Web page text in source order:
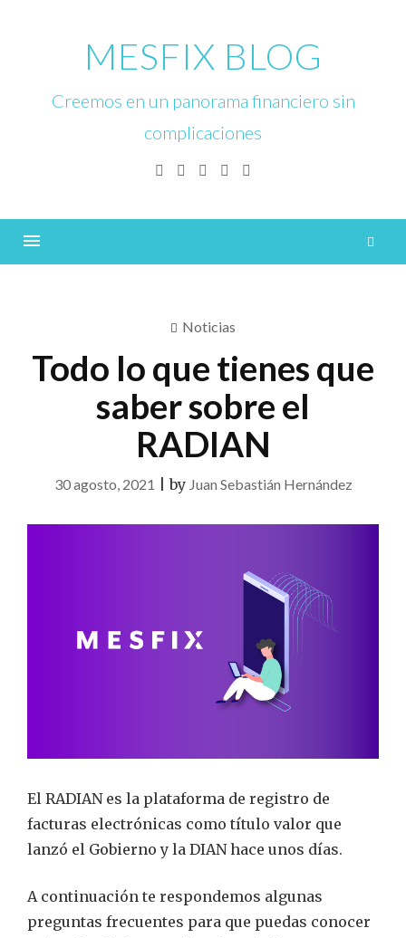
MESFIX BLOG
Creemos en un panorama financiero sin
complicaciones
Facebook
TwitterLinkedinInstagram
Noticias
Todo lo que tienes que
saber sobre el
RADIAN
30 agosto, 2021 |by Juan Sebastián Hernández
El RADIAN es la plataforma de registro de
facturas electrónicas como título valor que
lanzó el Gobierno y la DIAN hace unos días.
A continuación te respondemos algunas
preguntas frecuentes para que puedas conocer